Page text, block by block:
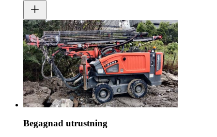
Begagnad utrustning